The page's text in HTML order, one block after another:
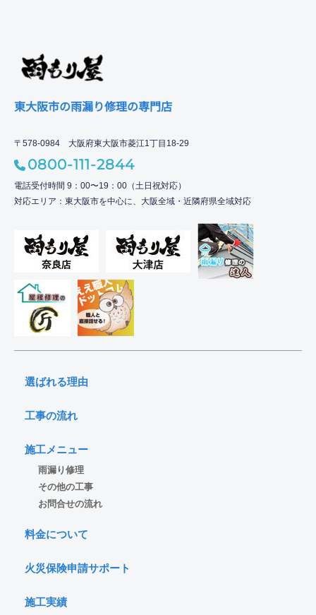
東大阪市の雨漏り修理の専門店
〒578-0984 大阪府東大阪市菱江1丁目18-29
0800-111-2844
電話受付時間 9：00〜19：00（土日祝対応）
対応エリア：東大阪市を中心に、大阪全域・近隣府県全域対応
選ばれる理由
工事の流れ
施工メニュー
雨漏り修理
その他の工事
お問合せの流れ
料金について
火災保険申請サポート
施工実績